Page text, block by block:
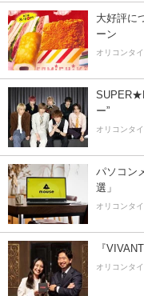
大好評に
ーン
オリコンタ
ー”
オリコンタ
パソコン
選」
オリコンタ
『
オリコンタ